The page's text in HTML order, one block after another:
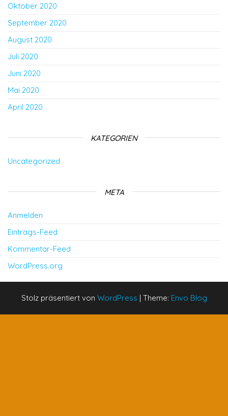
Oktober 2020
September 2020
August 2020
Juli 2020
Juni 2020
Mai 2020
April 2020
KATEGORIEN
Uncategorized
META
Anmelden
Eintrags-Feed
Kommentar-Feed
WordPress.org
Stolz präsentiert von WordPress | Theme: Envo Blog